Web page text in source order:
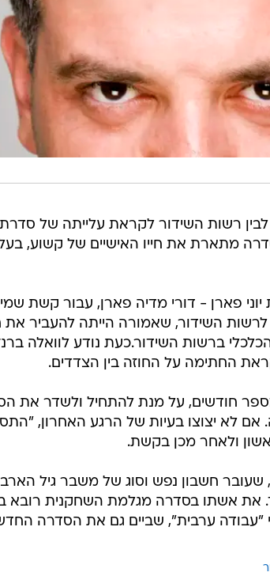
בין זכיינית ערוץ 2, קשת, לבין רשות השידור לקראת עלייתה
מתארת את חייו האישיים של קשוע,
פארן - דורי מדיה פארן, עבור קשת
לרשות השידור, שאמורה הייתה להעביר את
ברשות השידור.כעת נודע לוואלה
החתימה על החוזה בין הצדדים.
מספר חודשים, על מנת להתחיל ולשדר את
לא יצוצו בעיות של הרגע האחרון,
ולאחר מכן בקשת.
שעובר חשבון נפש וסוג של משבר גיל
את אשתו בסדרה מגלמת השחקנית רובא
"עבודה ערבית", שביים גם את הסדרה